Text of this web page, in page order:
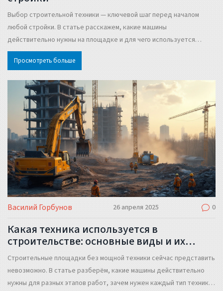
Выбор строительной техники — ключевой шаг перед началом
любой стройки. В статье расскажем, какие машины
действительно нужны на площадке и для чего используется
каждая. Узнаете, как сэкономить на аренде или покупке техники.
Поделимся простыми советами и интересными фактами из
разных задач.
Просмотреть больше
Василий Горбунов 26 апреля 2025 0
Какая техника используется в
строительстве: основные виды и их
назначение
Строительные площадки без мощной техники сейчас представить
невозможно. В статье разберём, какие машины действительно
нужны для разных этапов работ, зачем нужен каждый тип техники